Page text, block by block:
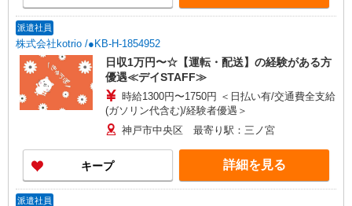
派遣社員
株式会社kotrio /●KB-H-1854952
日収1万円〜☆【運転・配送】の経験がある方
優遇≪デイSTAFF≫
時給1300円〜1750円 ＜日払い有/交通費全支給
(ガソリン代含む)/経験者優遇＞
神戸市中央区 最寄り駅：三ノ宮
キープ 詳細を見る
派遣社員